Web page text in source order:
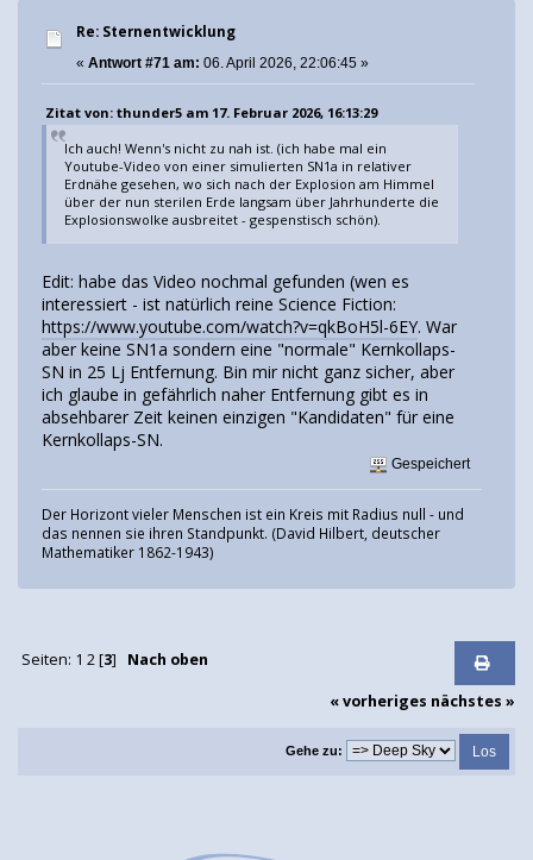
Re: Sternentwicklung
« Antwort #71 am: 06. April 2026, 22:06:45 »
Zitat von: thunder5 am 17. Februar 2026, 16:13:29
Ich auch! Wenn's nicht zu nah ist. (ich habe mal ein
Youtube-Video von einer simulierten SN1a in relativer
Erdnähe gesehen, wo sich nach der Explosion am Himmel
über der nun sterilen Erde langsam über Jahrhunderte die
Explosionswolke ausbreitet - gespenstisch schön).
Edit: habe das Video nochmal gefunden (wen es
interessiert - ist natürlich reine Science Fiction:
https://www.youtube.com/watch?v=qkBoH5l-6EY. War
aber keine SN1a sondern eine "normale" Kernkollaps-
SN in 25 Lj Entfernung. Bin mir nicht ganz sicher, aber
ich glaube in gefährlich naher Entfernung gibt es in
absehbarer Zeit keinen einzigen "Kandidaten" für eine
Kernkollaps-SN.
Gespeichert
Der Horizont vieler Menschen ist ein Kreis mit Radius null - und
das nennen sie ihren Standpunkt. (David Hilbert, deutscher
Mathematiker 1862-1943)
Seiten: 1 2[3] Nach oben
« vorheriges nächstes »
Gehe zu: